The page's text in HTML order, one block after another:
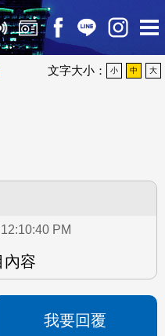
文字大小： 小 中 大
PM
內容
我要回覆